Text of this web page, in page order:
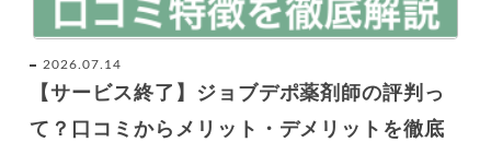
2026.07.14
【サービス終了】ジョブデポ薬剤師の評判っ
て？口コミからメリット・デメリットを徹底